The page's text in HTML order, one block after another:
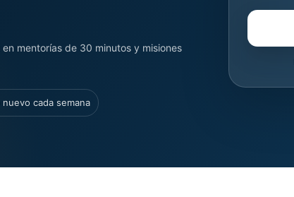
mentorías de 30 minutos y misiones
cada semana